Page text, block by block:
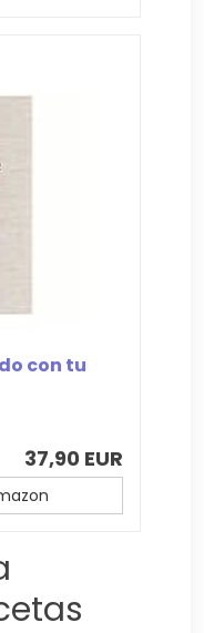
con tu
37,90 EUR